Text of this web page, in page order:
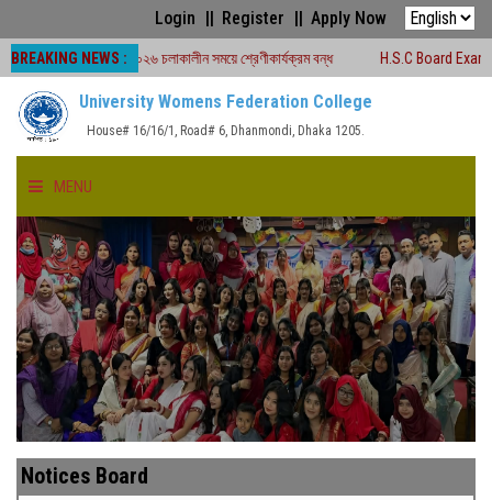
Login Register Apply Now
BREAKING NEWS :
পরীক্ষা -২০২৬ চলাকালীন সময়ে শ্রেণীকার্যক্রম বন্ধ H.S.C Board Exam Seat Plan (
University Womens Federation College
House# 16/16/1, Road# 6, Dhanmondi, Dhaka 1205.
MENU
HOME
ABOUT US
FACULTIES
ACADEMICS
GALLERY
Notices Board